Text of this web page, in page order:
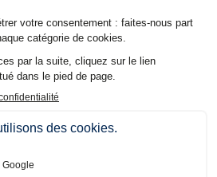
65,04 €